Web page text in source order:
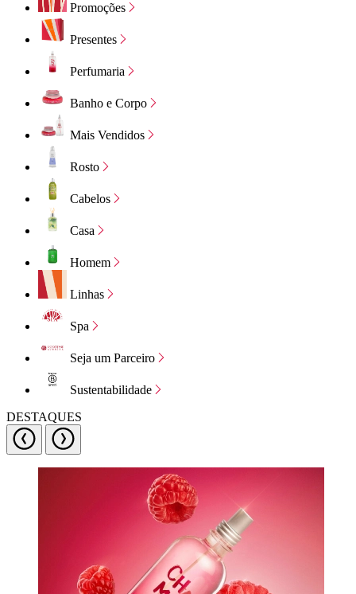
Promoções
Presentes
Perfumaria
Banho e Corpo
Mais Vendidos
Rosto
Cabelos
Casa
Homem
Linhas
Spa
Seja um Parceiro
Sustentabilidade
DESTAQUES